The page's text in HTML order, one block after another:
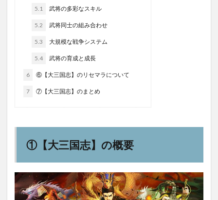
5.1 武将の多彩なスキル
5.2 武将同士の組み合わせ
5.3 大規模な戦争システム
5.4 武将の育成と成長
6 ⑥【大三国志】のリセマラについて
7 ⑦【大三国志】のまとめ
①【大三国志】の概要